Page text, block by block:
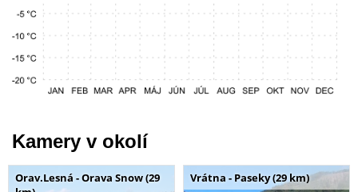
Kamery v okolí
Orav.Lesná - Orava Snow (29
Vrátna - Paseky (29 km)